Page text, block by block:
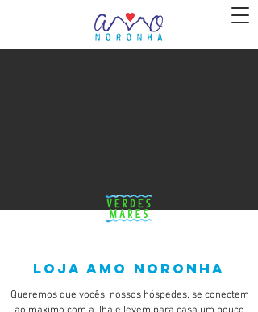
Loja Amo noronha
Queremos que vocês, nossos hóspedes, se conectem